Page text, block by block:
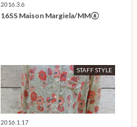
2016.3.6
16SS Maison Margiela/MM⑥
STAFF STYLE
2016.1.17